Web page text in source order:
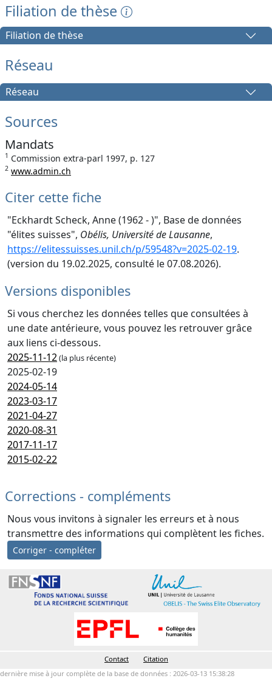
Filiation de thèse
Filiation de thèse
Réseau
Réseau
Sources
Mandats
1 Commission extra-parl 1997, p. 127
2 www.admin.ch
Citer cette fiche
"Eckhardt Scheck, Anne (1962 - )", Base de données
"élites suisses", Obélis, Université de Lausanne,
https://elitessuisses.unil.ch/p/59548?v=2025-02-19.
(version du 19.02.2025, consulté le 07.08.2026).
Versions disponibles
Si vous cherchez les données telles que consultées à
une date antérieure, vous pouvez les retrouver grâce
aux liens ci-dessous.
2025-11-12(la plus récente)
2025-02-19
2024-05-14
2023-03-17
2021-04-27
2020-08-31
2017-11-17
2015-02-22
Corrections - compléments
Nous vous invitons à signaler les erreurs et à nous
transmettre des informations qui complètent les fiches.
Corriger - compléter
Contact
Citation
dernière mise à jour complète de la base de données : 2026-03-13 15:38:28